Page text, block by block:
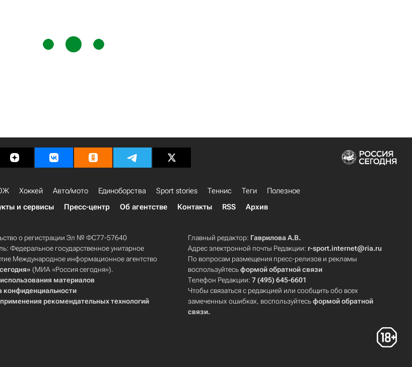
Хоккей Авто/мото Единоборства Sport stories Теннис Теги
Полезное
и сервисы Пресс-центр Об агентстве Контакты RSS Архив
о регистрации Эл № ФС77-57640
Федеральное государственное унитарное
Международное информационное агентство
(МИА «Россия сегодня»).
материалов
конфиденциальности
рекомендательных технологий
Главный редактор: Гаврилова А.В.
Адрес электронной почты Редакции: r-sport.internet@ria.ru
По вопросам размещения пресс-релизов и рекламы
воспользуйтесьформой обратной связи
Телефон Редакции:7 (495) 645-6601
Чтобы связаться с редакцией или сообщить обо всех
замеченных ошибках, воспользуйтесьформой обратной
связи.